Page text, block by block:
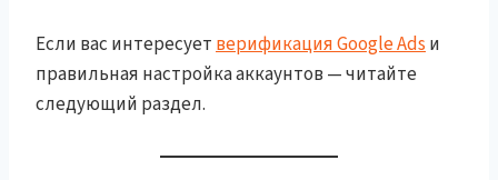
Если вас интересует верификация Google Ads и
правильная настройка аккаунтов — читайте
следующий раздел.